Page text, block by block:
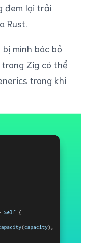
đem lại trải
Rust.
mình bác bỏ
trong Zig có thể
trong khi